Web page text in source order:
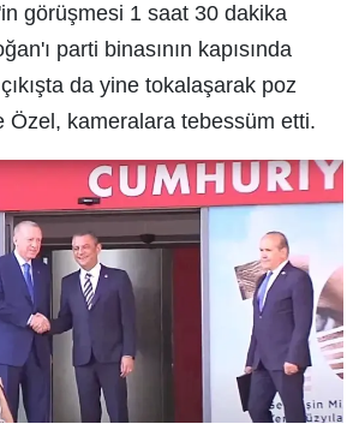
görüşmesi 1 saat 30 dakika
parti binasının kapısında
da yine tokalaşarak poz
Özel, kameralara tebessüm etti.